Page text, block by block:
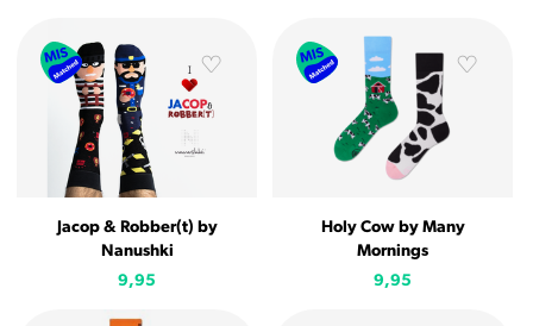
Jacop & Robber(t) by
Nanushki
9,95
Holy Cow by Many
Mornings
9,95